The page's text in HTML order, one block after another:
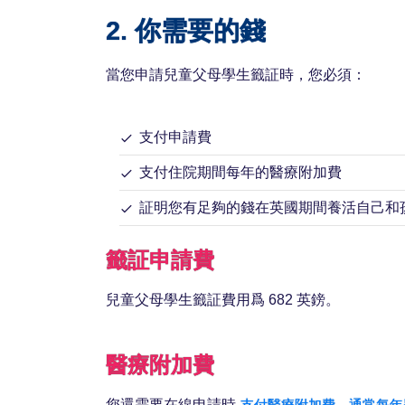
2. 你需要的錢
當您申請兒童父母學生籤証時，您必須：
支付申請費
支付住院期間每年的醫療附加費
証明您有足夠的錢在英國期間養活自己和
籤証申請費
兒童父母學生籤証費用爲 682 英鎊。
醫療附加費